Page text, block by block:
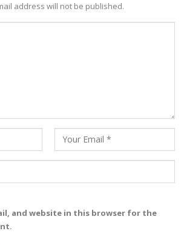
address will not be published.
and website in this browser for the